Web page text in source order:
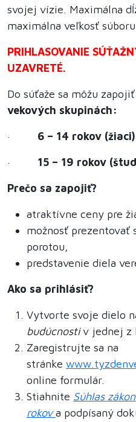
svojej vízie. Maximálna
maximálna veľkosť
PRIHLASOVANIE
UZAVRETÉ.
Do súťaže sa môžu
vekových skupinách:
· 6 – 14 rokov
· 15 – 19 rokov
Prečo sa zapojiť?
atraktívne ceny pre
možnosť prezentovať
porotou,
predstavenie diela
Ako sa prihlásiť?
Vytvorte svoje dielo
budúcnostiv jednej z
Zaregistrujte sa na
stránke
online formulár.
Stiahnite Súhlas
rokova podpísaný